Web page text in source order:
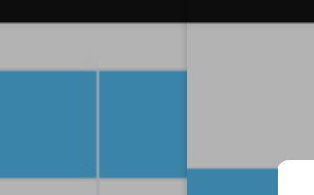
版權免
碼均爲網上搜集，如涉及或侵害到您的版權請立即通
址失效，請在個人中心提交工單，我們會盡快修複下
資源因其特殊性均爲可複制品，所以不支持任何理由